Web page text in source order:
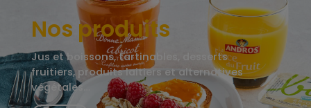
Nos produits
Jus et boissons, tartinables, desserts
fruitiers, produits laitiers et alternatives
végétales…